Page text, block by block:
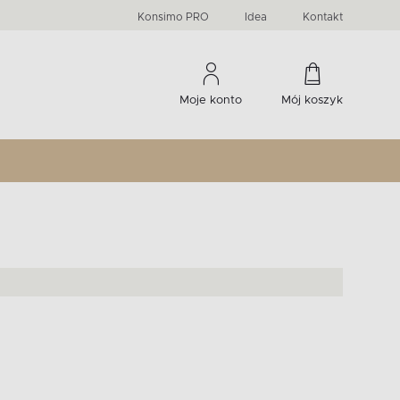
Konsimo PRO Idea Kontakt
Moje konto Mój koszyk
Komody, szafki RTV, witryny...
-33 %
Liczba produktów:60
Liczba produktów:274